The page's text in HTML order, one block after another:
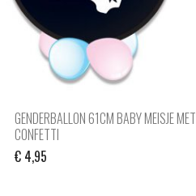
GENDERBALLON 61CM BABY MEISJE MET
CONFETTI
€ 4,95